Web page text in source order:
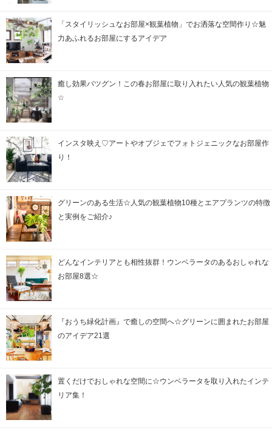
「スタイリッシュなお部屋×観葉植物」でお洒落な空間作り☆魅
力あふれるお部屋にするアイデア
癒し効果バツグン！この春お部屋に取り入れたい人気の観葉植物
☆
インスタ映え♡アートやオブジェでフォトジェニックなお部屋作
り！
グリーンのある生活☆人気の観葉植物10種とエアプランツの特徴
と実例をご紹介♪
どんなインテリアとも相性抜群！ウンベラータのあるおしゃれな
お部屋8選☆
『おうち緑化計画』で癒しの空間へ☆グリーンに囲まれたお部屋
のアイデア21選
置くだけでおしゃれな空間に☆ウンベラータを取り入れたインテ
リア集！